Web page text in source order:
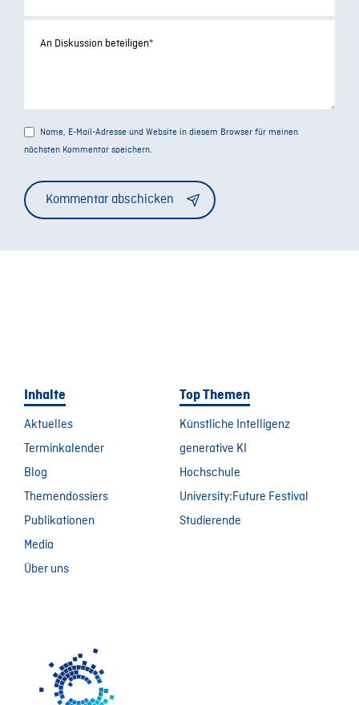
Name, E-Mail-Adresse und Website in diesem Browser für meinen
nächsten Kommentar speichern.
Inhalte
Aktuelles
Terminkalender
Blog
Themendossiers
Publikationen
Media
Über uns
Top Themen
Künstliche Intelligenz
generative KI
Hochschule
University:Future Festival
Studierende